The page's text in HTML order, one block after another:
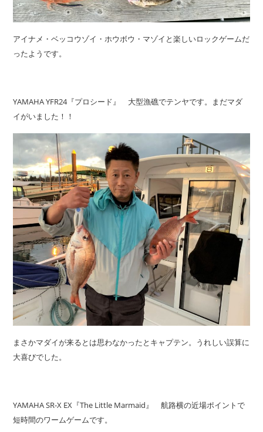
アイナメ・ベッコウゾイ・ホウボウ・マゾイと楽しいロックゲームだ
ったようです。
YAMAHA YFR24『プロシード』 大型漁礁でテンヤです。まだマダ
イがいました！！
まさかマダイが来るとは思わなかったとキャプテン。うれしい誤算に
大喜びでした。
YAMAHA SR-X EX『The Little Marmaid』 航路横の近場ポイントで
短時間のワームゲームです。